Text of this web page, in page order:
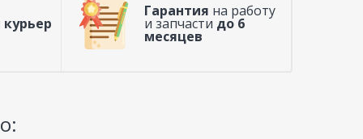
Гарантия на работу
и запчасти до 6
месяцев